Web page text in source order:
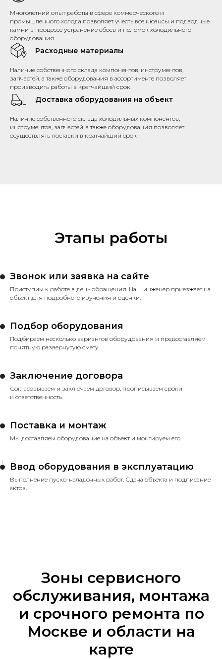
Многолетний опыт работы в сфере коммерческого и
промышленного холода позволяет учесть все нюансы и подводные
камни в процессе устранение сбоев и поломок холодильного
оборудования.
Расходные материалы
Наличие собственного склада компонентов, инструментов,
запчастей, а также оборудования в ассортименте позволяет
производить работы в кратчайший срок.
Доставка оборудования на объект
Наличие собственного склада холодильных компонентов,
инструментов, запчастей, а также оборудования позволяет
осуществлять поставки в кратчайший срок
Этапы работы
Звонок или заявка на сайте
Приступим к работе в день обращения. Наш инженер приезжает на
объект для подробного изучения и оценки.
Подбор оборудования
Подбираем несколько вариантов оборудования и предоставляем
понятную развернутую смету.
Заключение договора
Согласовываем и заключаем договор, прописываем сроки
и ответственность.
Поставка и монтаж
Мы доставляем оборудование на объект и монтируем его.
Ввод оборудования в эксплуатацию
Выполнение пуско-наладочных работ. Сдача объекта и подписание
актов.
Зоны сервисного
обслуживания, монтажа
и срочного ремонта по
Москве и области на
карте